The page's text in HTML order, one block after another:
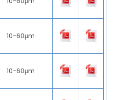
10-60μm
10-60μm